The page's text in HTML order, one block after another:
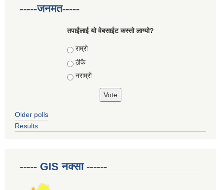
-----जनमत-----
तपाईंलाई यो वेबसाईट कस्तो लाग्यो?
Choices
राम्रो
ठीकै
नराम्रो
Older polls
Results
----- GIS नक्सा ------